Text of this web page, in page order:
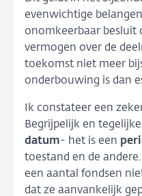
evenwichtige
onomkeerbaar besluit
vermogen over de
toekomst niet meer
onderbouwing is dan
Ik constateer een
Begrijpelijk en
datum- het is een
toestand en de
een aantal fondsen
dat ze aanvankelijk